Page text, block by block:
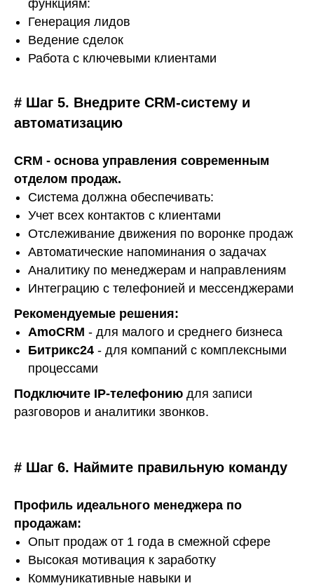
функциям:
Генерация лидов
Ведение сделок
Работа с ключевыми клиентами
# Шаг 5. Внедрите CRM-систему и
автоматизацию
CRM - основа управления современным
отделом продаж.
Система должна обеспечивать:
Учет всех контактов с клиентами
Отслеживание движения по воронке продаж
Автоматические напоминания о задачах
Аналитику по менеджерам и направлениям
Интеграцию с телефонией и мессенджерами
Рекомендуемые решения:
AmoCRM - для малого и среднего бизнеса
Битрикс24 - для компаний с комплексными
процессами
Подключите IP-телефонию для записи
разговоров и аналитики звонков.
# Шаг 6. Наймите правильную команду
Профиль идеального менеджера по
продажам:
Опыт продаж от 1 года в смежной сфере
Высокая мотивация к заработку
Коммуникативные навыки и